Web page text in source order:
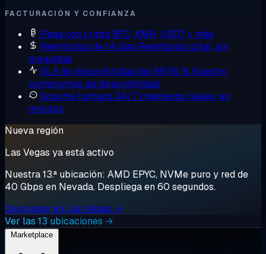
FACTURACIÓN Y CONFIANZA
Paga con cripto BTC, XMR, USDT y más
Reembolso de 14 días Reembolso total, sin
preguntas
SLA de disponibilidad del 99,95 % Nuestro
compromiso de disponibilidad
Soporte humano 24/7 Ingenieros reales, en
minutos
Nueva región
Las Vegas ya está activo
Nuestra 13.ª ubicación: AMD EPYC, NVMe puro y red de
40 Gbps en Nevada. Despliega en 60 segundos.
Desplegar en Las Vegas →
Ver las 13 ubicaciones →